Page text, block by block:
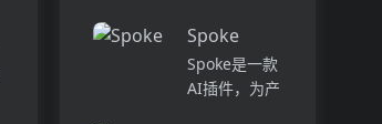
方,实现无缝
连接。主要功
能包括:组
Spoke
Spoke是一款
AI插件，为产